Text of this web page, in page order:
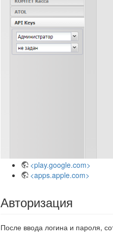
<play.google.com>
<apps.apple.com>
Авторизация
После ввода логина и пароля,